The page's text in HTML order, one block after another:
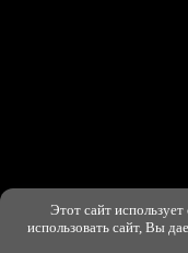
ХОРОШО
Этот сайт
использовать сайт, Вы